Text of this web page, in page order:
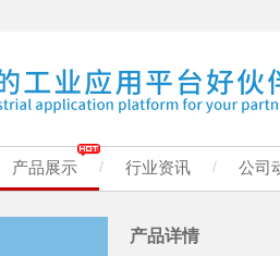
产品展示 / 行业资讯 / 公司
产品详情